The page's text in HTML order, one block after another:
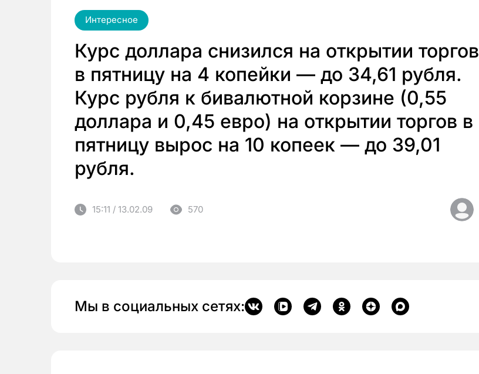
Интересное
Курс доллара снизился на открытии торгов
в пятницу на 4 копейки — до 34,61 рубля.
Курс рубля к бивалютной корзине (0,55
доллара и 0,45 евро) на открытии торгов в
пятницу вырос на 10 копеек — до 39,01
рубля.
15:11 / 13.02.09 570
Мы в социальных сетях: